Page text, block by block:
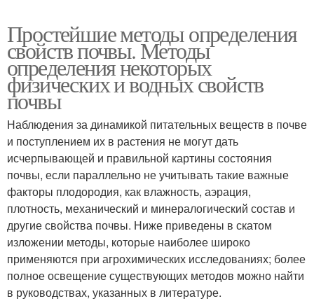
Простейшие методы определения
свойств почвы. Методы
определения некоторых
физических и водных свойств
почвы
Наблюдения за динамикой питательных веществ в почве
и поступлением их в растения не могут дать
исчерпывающей и правильной картины состояния
почвы, если параллельно не учитывать такие важные
факторы плодородия, как влажность, аэрация,
плотность, механический и минералогический состав и
другие свойства почвы. Ниже приведены в скатом
изложении методы, которые наиболее широко
применяются при агрохимических исследованиях; более
полное освещение существующих методов можно найти
в руководствах, указанных в литературе.